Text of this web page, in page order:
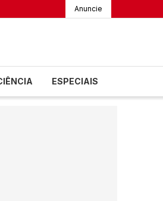
Anuncie
ESPECIAIS